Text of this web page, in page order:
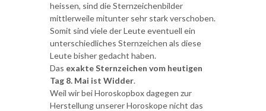
heissen, sind die Sternzeichenbilder
mittlerweile mitunter sehr stark verschoben.
Somit sind viele der Leute eventuell ein
unterschiedliches Sternzeichen als diese
Leute bisher gedacht haben.
Das exakte Sternzeichen vom heutigen
Tag 8. Mai ist Widder.
Weil wir bei Horoskopbox dagegen zur
Herstellung unserer Horoskope nicht das